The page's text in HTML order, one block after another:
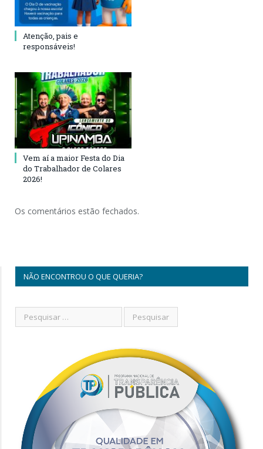
Atenção, pais e
responsáveis!
Vem aí a maior Festa do Dia
do Trabalhador de Colares
2026!
Os comentários estão fechados.
NÃO ENCONTROU O QUE QUERIA?